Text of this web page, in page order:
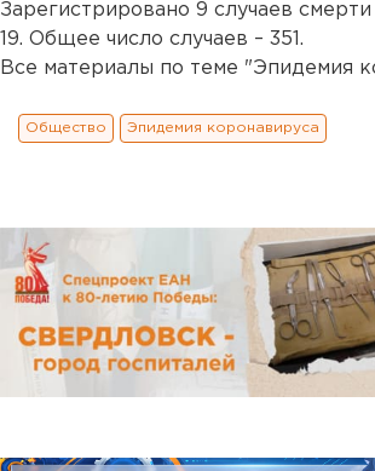
Зарегистрировано 9 случаев
19. Общее число случаев – 351.
Все материалы по теме "Эпидемия
Общество Эпидемия коронавируса